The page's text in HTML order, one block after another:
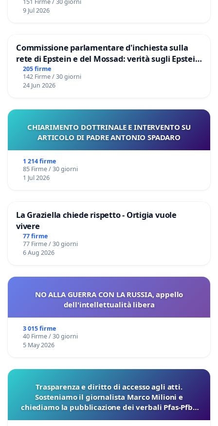
151 Firme / 30 giorni
9 Jul 2026
Commissione parlamentare d'inchiesta sulla
rete di Epstein e del Mossad: verità sugli Epstein
Files
205 firme
142 Firme / 30 giorni
24 Jun 2026
CHIARIMENTO DOTTRINALE E INTERVENTO SU
ARTICOLO DI PADRE ANTONIO SPADARO
1 214 firme
85 Firme / 30 giorni
1 Jul 2026
La Graziella chiede rispetto - Ortigia vuole
vivere
77 firme
77 Firme / 30 giorni
6 Aug 2026
NO ALLA GUERRA CON LA RUSSIA, appello
dell'intellettualità libera
3 015 firme
40 Firme / 30 giorni
5 May 2026
Trasparenza e diritto di accesso agli atti.
Sosteniamo il giornalista Marco Milioni e
chiediamo la pubblicazione dei verbali Pfas-Pfba